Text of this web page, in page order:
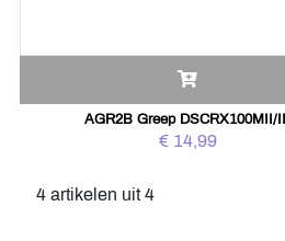
AGR2B Greep DSCRX100MII/III
€ 14,99
4 artikelen uit 4